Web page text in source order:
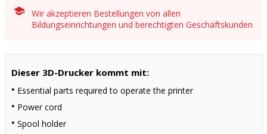
Wir akzeptieren Bestellungen von allen
Bildungseinrichtungen und berechtigten Geschäftskunden
Dieser 3D-Drucker kommt mit:
Essential parts required to operate the printer
Power cord
Spool holder